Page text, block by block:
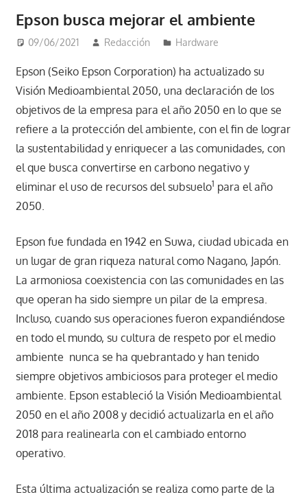
Epson busca mejorar el ambiente
09/06/2021 Redacción Hardware
Epson (Seiko Epson Corporation) ha actualizado su
Visión Medioambiental 2050, una declaración de los
objetivos de la empresa para el año 2050 en lo que se
refiere a la protección del ambiente, con el fin de lograr
la sustentabilidad y enriquecer a las comunidades, con
el que busca convertirse en carbono negativo y
eliminar el uso de recursos del subsuelo1 para el año
2050.
Epson fue fundada en 1942 en Suwa, ciudad ubicada en
un lugar de gran riqueza natural como Nagano, Japón.
La armoniosa coexistencia con las comunidades en las
que operan ha sido siempre un pilar de la empresa.
Incluso, cuando sus operaciones fueron expandiéndose
en todo el mundo, su cultura de respeto por el medio
ambiente nunca se ha quebrantado y han tenido
siempre objetivos ambiciosos para proteger el medio
ambiente. Epson estableció la Visión Medioambiental
2050 en el año 2008 y decidió actualizarla en el año
2018 para realinearla con el cambiado entorno
operativo.
Esta última actualización se realiza como parte de la